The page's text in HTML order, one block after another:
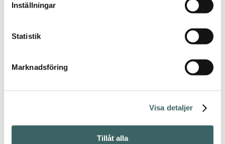
Inställningar
Statistik
Marknadsföring
Visa detaljer
Tillåt alla
Vi inviger officiellt
vårt showroom till
ett galleri under hela